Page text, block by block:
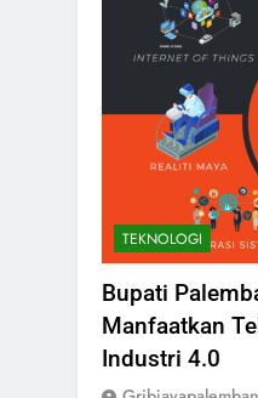
TEKNOLOGI
Bupati
Manfaatkan
Industri 4.0